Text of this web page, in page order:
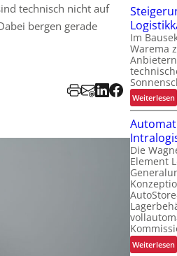
technisch nicht auf
bergen gerade
l
e
r
s
t
l
s
F
a
a
r
-
U
i
t
f
ü
r
c
h
Im
Warema
Weiterlesen:
t
i
r
d
Die
Element
Weiterlesen: